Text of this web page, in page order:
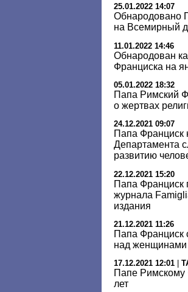
25.01.2022 14:07
Обнародовано
на Всемирный
11.01.2022 14:46
Обнародован
Франциска на
05.01.2022 18:32
Папа Римский
о жертвах
24.12.2021 09:07
Папа Франциск
Департамента
развитию
22.12.2021 15:20
Папа Франциск
журнала
издания
21.12.2021 11:26
Папа Франциск
над женщинами
17.12.2021 12:01
Папе Римскому
лет